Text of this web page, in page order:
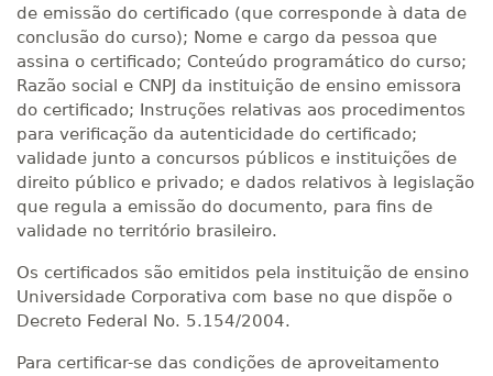
de emissão do certificado (que corresponde à data de
conclusão do curso); Nome e cargo da pessoa que
assina o certificado; Conteúdo programático do curso;
Razão social e CNPJ da instituição de ensino emissora
do certificado; Instruções relativas aos procedimentos
para verificação da autenticidade do certificado;
validade junto a concursos públicos e instituições de
direito público e privado; e dados relativos à legislação
que regula a emissão do documento, para fins de
validade no território brasileiro.
Os certificados são emitidos pela instituição de ensino
Universidade Corporativa com base no que dispõe o
Decreto Federal No. 5.154/2004.
Para certificar-se das condições de aproveitamento